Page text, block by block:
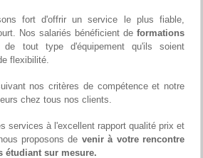
fort d'offrir un service le plus fiable,
Nos salariés bénéficient de formations
tout type d'équipement qu'ils soient
flexibilité.
nos critères de compétence et notre
chez tous nos clients.
services à l'excellent rapport qualité prix et
proposons de venir à votre rencontre
étudiant sur mesure.